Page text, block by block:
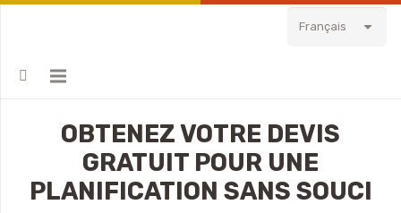
Français
OBTENEZ VOTRE DEVIS
GRATUIT POUR UNE
PLANIFICATION SANS SOUCI